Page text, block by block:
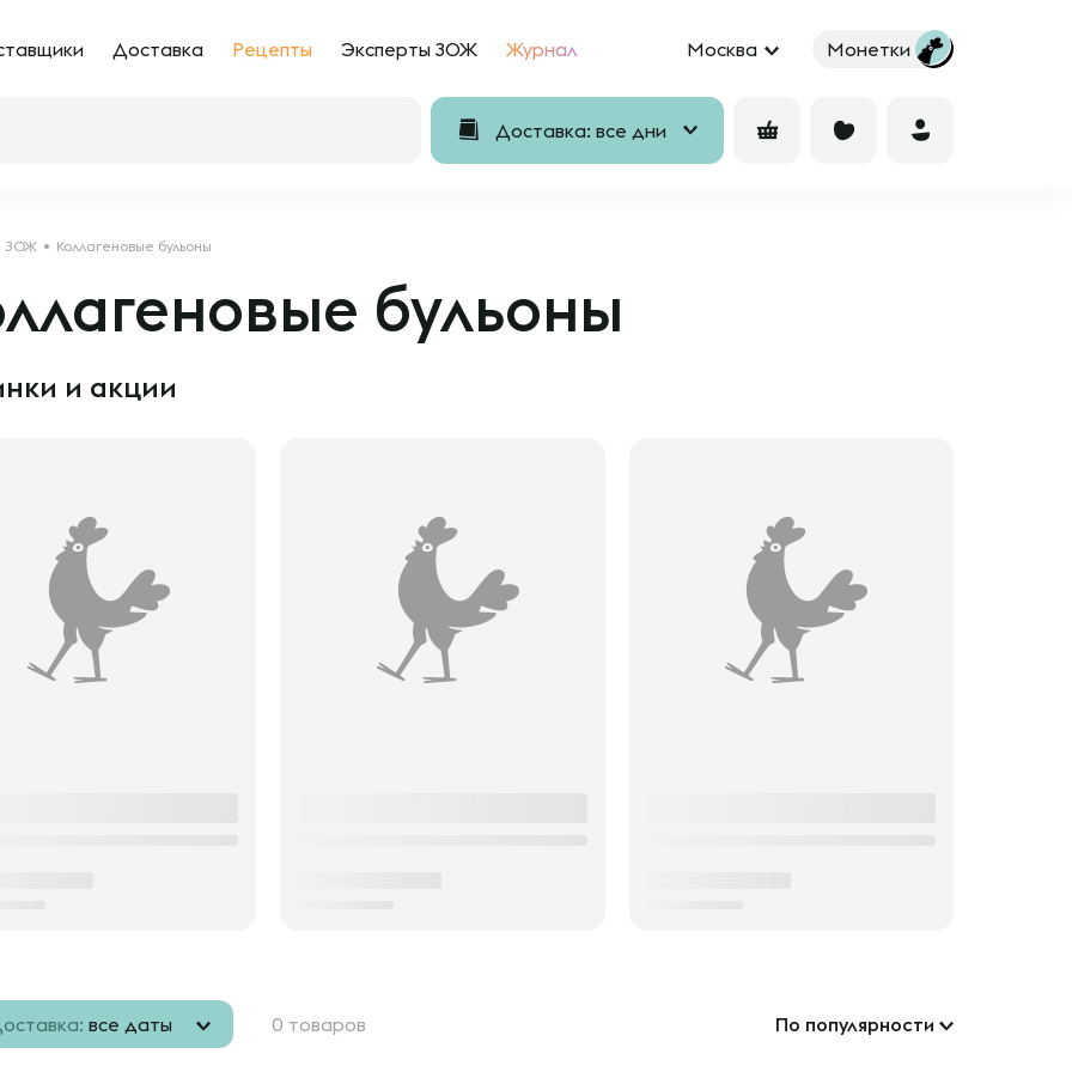
Доставка Рецепты Эксперты ЗОЖ Журнал Москва Монетки
Доставка: все дни
ЗОЖ Коллагеновые бульоны
бульоны
и акции
все даты 0 товаров По популярности